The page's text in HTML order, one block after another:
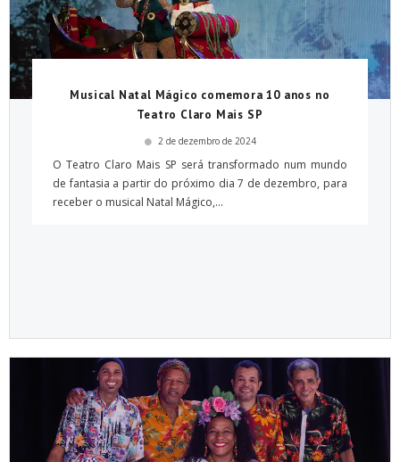
Musical Natal Mágico comemora 10 anos no
Teatro Claro Mais SP
2 de dezembro de 2024
O Teatro Claro Mais SP será transformado num mundo
de fantasia a partir do próximo dia 7 de dezembro, para
receber o musical Natal Mágico,...